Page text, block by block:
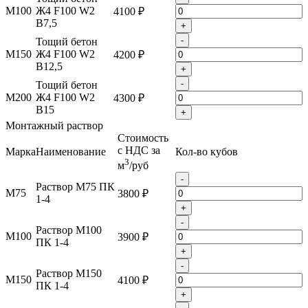
М100 Ж4 F100 W2
B7,5
4100 ₽
+
М150
Тощий бетон
Ж4 F100 W2
B12,5
4200 ₽
-
+
М200
Тощий бетон
Ж4 F100 W2
B15
4300 ₽
-
+
Монтажный раствор
МаркаНаименование
Стоимость
с НДС за
м3/руб
Кол-во кубов
М75
Раствор М75 ПК
1-4
3800 ₽
-
+
М100
Раствор М100
ПК 1-4
3900 ₽
-
+
М150
Раствор М150
ПК 1-4
4100 ₽
-
+